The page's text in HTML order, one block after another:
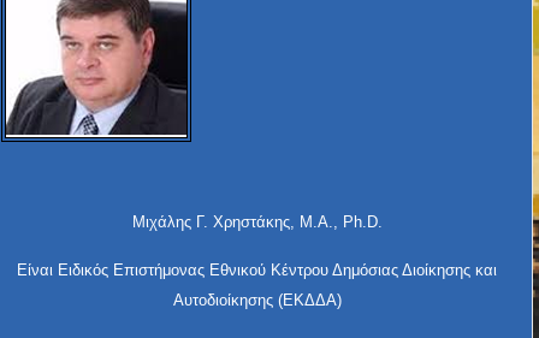
Μιχάλης Γ. Χρηστάκης, Μ.Α., Ph.D.
Είναι Ειδικός Επιστήμονας Εθνικού Κέντρου Δημόσιας Διοίκησης και
Αυτοδιοίκησης (ΕΚΔΔΑ)